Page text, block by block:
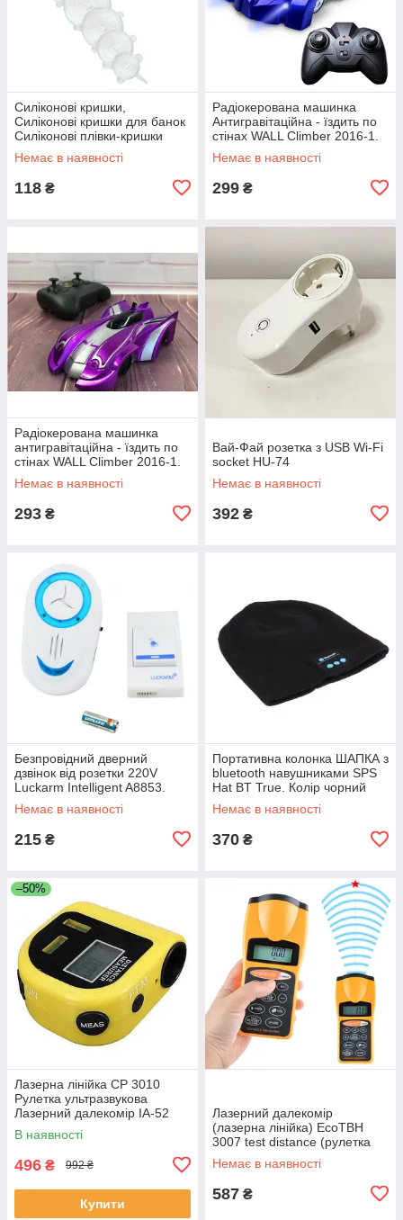
Силіконові кришки,
Силіконові кришки для банок
Силіконові плівки-кришки
silicon VA-61
Немає в наявності
118 ₴
Радіокерована машинка
Антигравітаційна - їздить по
стінах WALL Climber 2016-1.
Колір синій TS-72
Немає в наявності
299 ₴
Радіокерована машинка
антигравітаційна - їздить по
стінах WALL Climber 2016-1.
Колір фіолетовий EP-16
Немає в наявності
293 ₴
Вай-Фай розетка з USB Wi-Fi
socket HU-74
Немає в наявності
392 ₴
Безпровідний дверний
дзвінок від розетки 220V
Luckarm Intelligent A8853.
Колір блакитний UL-63
Немає в наявності
215 ₴
Портативна колонка ШАПКА з
bluetooth навушниками SPS
Hat BT True. Колір чорний
JR-10
Немає в наявності
370 ₴
–50%
Лазерна лінійка CP 3010
Рулетка ультразвукова
Лазерний далекомір IA-52
В наявності
496 ₴ 992 ₴
Купити
Лазерний далекомір
(лазерна лінійка) EcoTBH
3007 test distance (рулетка
ультразвукова) EM-99
Немає в наявності
587 ₴